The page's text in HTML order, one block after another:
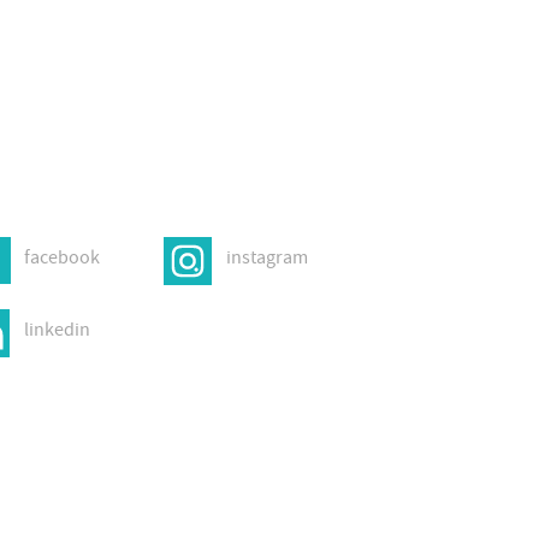
facebook instagram
linkedin